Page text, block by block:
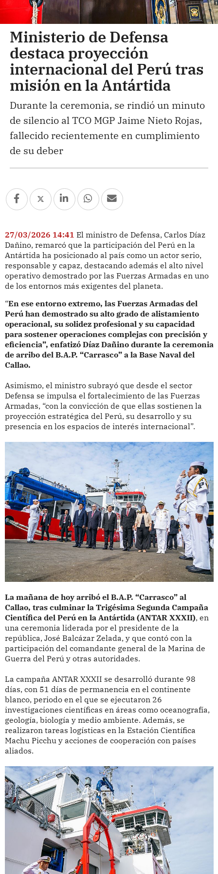
Ministerio de Defensa
destaca proyección
internacional del Perú tras
misión en la Antártida
Durante la ceremonia, se rindió un minuto
de silencio al TCO MGP Jaime Nieto Rojas,
fallecido recientemente en cumplimiento
de su deber
27/03/2026 14:41 El ministro de Defensa, Carlos Díaz
Dañino, remarcó que la participación del Perú en la
Antártida ha posicionado al país como un actor serio,
responsable y capaz, destacando además el alto nivel
operativo demostrado por las Fuerzas Armadas en uno
de los entornos más exigentes del planeta.
“En ese entorno extremo, las Fuerzas Armadas del
Perú han demostrado su alto grado de alistamiento
operacional, su solidez profesional y su capacidad
para sostener operaciones complejas con precisión y
eficiencia”, enfatizó Díaz Dañino durante la ceremonia
de arribo del B.A.P. “Carrasco” a la Base Naval del
Callao.
Asimismo, el ministro subrayó que desde el sector
Defensa se impulsa el fortalecimiento de las Fuerzas
Armadas, “con la convicción de que ellas sostienen la
proyección estratégica del Perú, su desarrollo y su
presencia en los espacios de interés internacional”.
La mañana de hoy arribó el B.A.P. “Carrasco” al
Callao, tras culminar la Trigésima Segunda Campaña
Científica del Perú en la Antártida (ANTAR XXXII), en
una ceremonia liderada por el presidente de la
república, José Balcázar Zelada, y que contó con la
participación del comandante general de la Marina de
Guerra del Perú y otras autoridades.
La campaña ANTAR XXXII se desarrolló durante 98
días, con 51 días de permanencia en el continente
blanco, periodo en el que se ejecutaron 26
investigaciones científicas en áreas como oceanografía,
geología, biología y medio ambiente. Además, se
realizaron tareas logísticas en la Estación Científica
Machu Picchu y acciones de cooperación con países
aliados.